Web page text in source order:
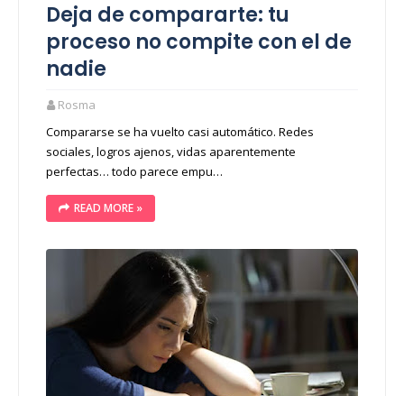
Deja de compararte: tu
proceso no compite con el de
nadie
Rosma
Compararse se ha vuelto casi automático. Redes
sociales, logros ajenos, vidas aparentemente
perfectas… todo parece empu…
READ MORE »